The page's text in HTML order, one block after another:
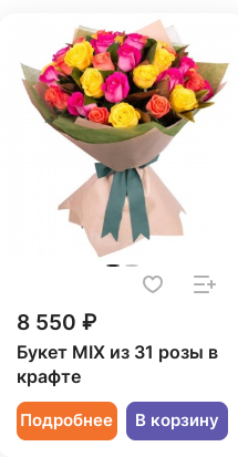
8 550 ₽
Букет MIX из 31 розы в
крафте
Подробнее В корзину